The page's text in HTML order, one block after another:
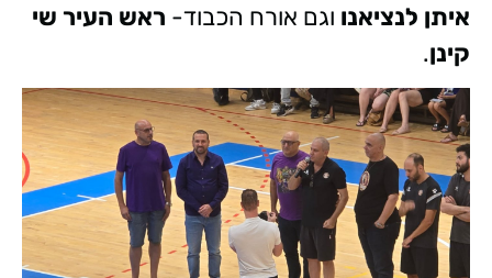
איתן לנציאנו וגם אורח הכבוד- ראש העיר שי
קינן.